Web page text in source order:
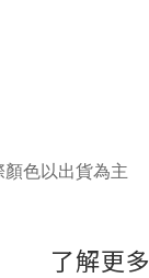
色以出貨為主
了解更多